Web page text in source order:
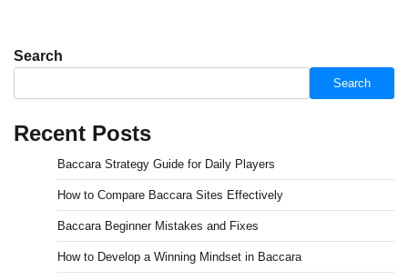
Search
Search
Recent Posts
Baccara Strategy Guide for Daily Players
How to Compare Baccara Sites Effectively
Baccara Beginner Mistakes and Fixes
How to Develop a Winning Mindset in Baccara